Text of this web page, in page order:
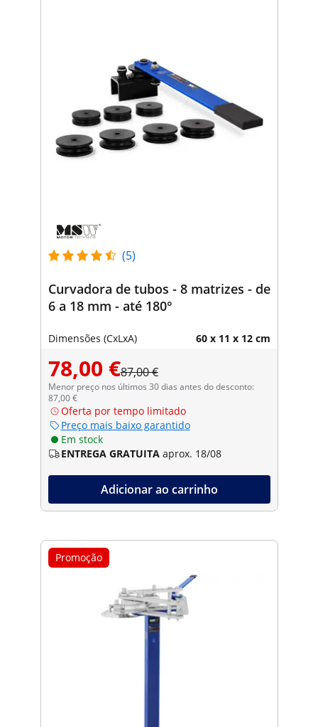
(5)
Curvadora de tubos - 8 matrizes - de
6 a 18 mm - até 180°
Dimensões (CxLxA) 60 x 11 x 12 cm
78,00 €87,00 €
Menor preço nos últimos 30 dias antes do desconto:
87,00 €
Oferta por tempo limitado
Preço mais baixo garantido
Em stock
ENTREGA GRATUITA aprox. 18/08
Adicionar ao carrinho
Promoção